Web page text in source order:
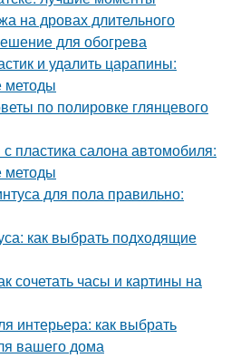
на дровах длительного
для обогрева
и удалить царапины:
методы
по полировке глянцевого
пластика салона автомобиля:
методы
для пола правильно:
как выбрать подходящие
сочетать часы и картины на
интерьера: как выбрать
вашего дома